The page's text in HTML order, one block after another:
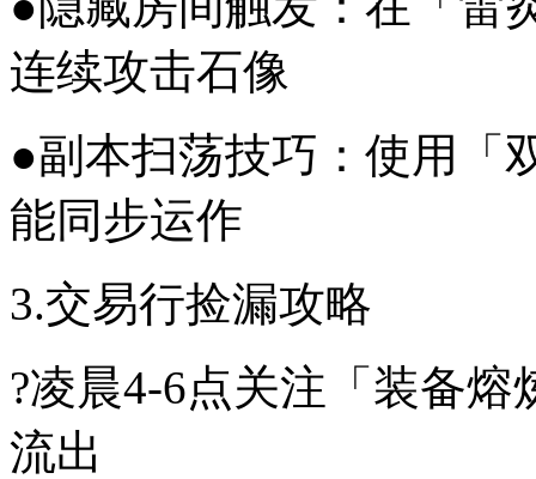
连续攻击石像
●副本扫荡技巧：使用「
能同步运作
3.交易行捡漏攻略
?凌晨4-6点关注「装备
流出